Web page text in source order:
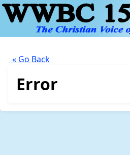
« Go Back
Error